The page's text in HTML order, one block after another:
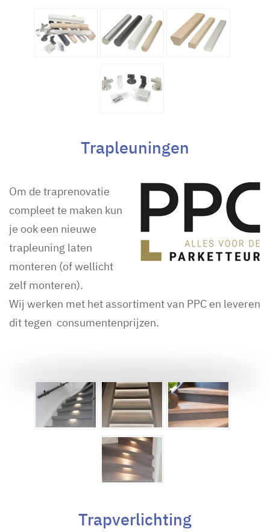
Trapleuningen
Om de traprenovatie
compleet te maken kun
je ook een nieuwe
trapleuning laten
monteren (of wellicht
zelf monteren).
Wij werken met het assortiment van PPC en leveren
dit tegen consumentenprijzen.
Trapverlichting